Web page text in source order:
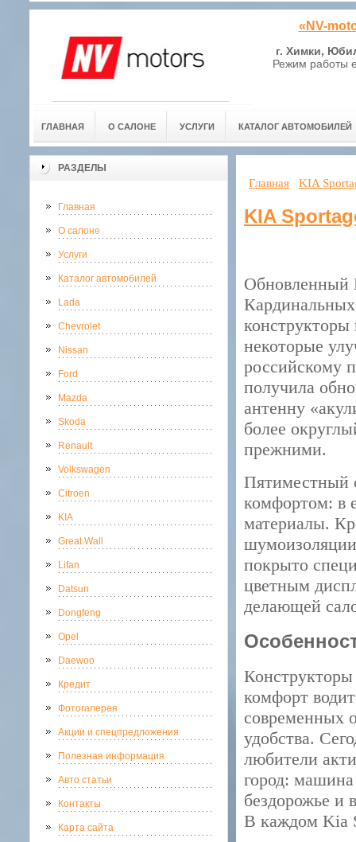
«NV-
г. Химки,
Режим работы
ГЛАВНАЯ О САЛОНЕ УСЛУГИ КАТАЛОГ АВТОМОБИЛЕЙ
РАЗДЕЛЫ
Главная
О салоне
Услуги
Каталог автомобилей
Lada
Chevrolet
Nissan
Ford
Mazda
Skoda
Renault
Volkswagen
Citroen
KIA
Great Wall
Lifan
Datsun
Dongfeng
Opel
Daewoo
Кредит
Фотогалерея
Акции и спецпредложения
Полезная информация
Авто статьи
Контакты
Карта сайта
Главная KIA
KIA
Обновленный
конструкторы
некоторые
российскому
получила
антенну
более
прежними.
Пятиместный
комфортом: в
материалы.
покрыто
цветным
делающей
Конструкторы
комфорт
современных
удобства.
любители
город:
бездорожье и
В каждом Kia